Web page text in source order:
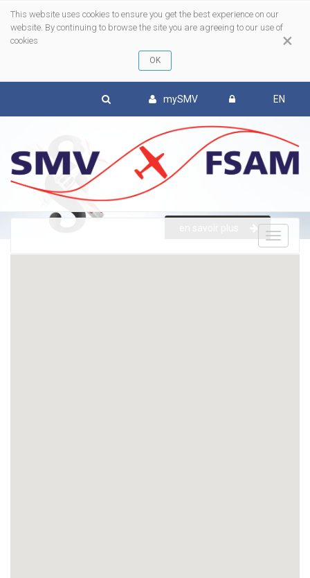
×
This website uses cookies to ensure you get the best experience on our
website. By continuing to browse the site you are agreeing to our use of
cookies
mySMV EN